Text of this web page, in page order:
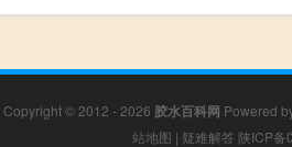
Copyright © 2012 - 2026 胶水百科网 Powered
站地图 | 疑难解答 陕ICP备